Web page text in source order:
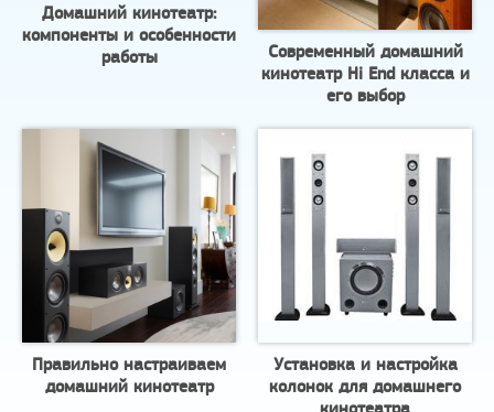
Домашний кинотеатр:
компоненты и особенности
работы
Современный домашний
кинотеатр Hi End класса и
его выбор
Правильно настраиваем
домашний кинотеатр
Установка и настройка
колонок для домашнего